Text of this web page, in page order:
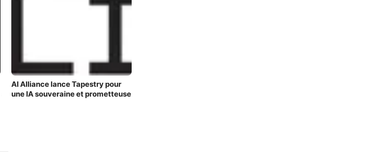
AI Alliance lance Tapestry pour
une IA souveraine et prometteuse